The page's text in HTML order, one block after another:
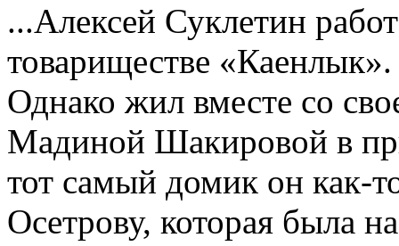
...Алексей Суклетин
товариществе
Однако жил вместе со
Мадиной Шакировой в
тот самый домик он как-
Осетрову, которая была